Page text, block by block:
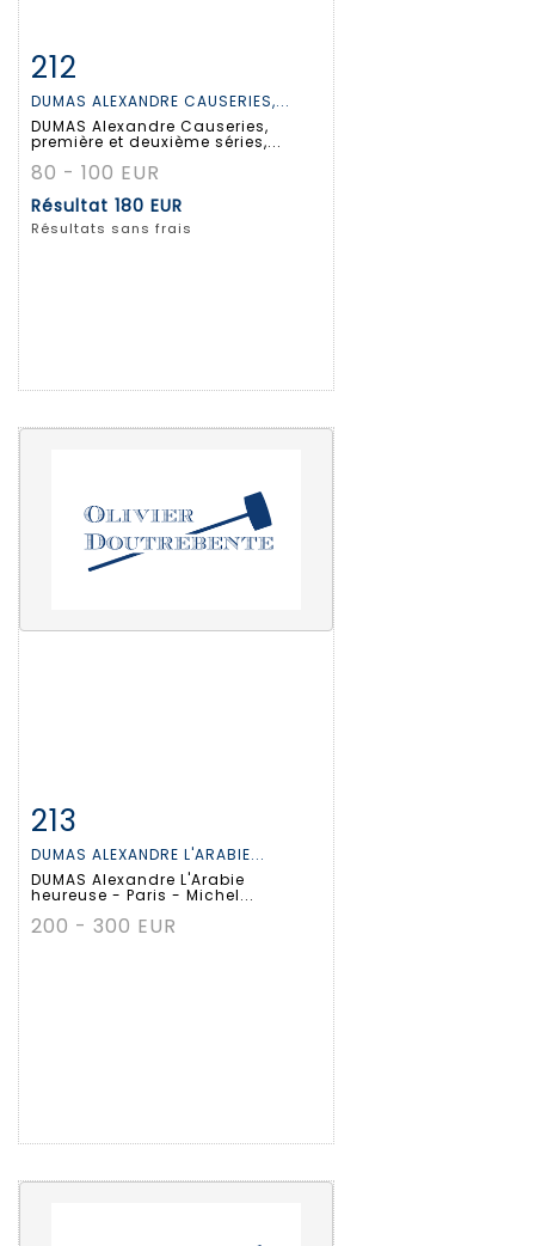
Fiche détaillée
212
DUMAS ALEXANDRE CAUSERIES,...
DUMAS Alexandre Causeries,
première et deuxième séries,...
80 - 100 EUR
Résultat 180 EUR
Résultats sans frais
Fiche détaillée
213
DUMAS ALEXANDRE L'ARABIE...
DUMAS Alexandre L'Arabie
heureuse - Paris - Michel...
200 - 300 EUR